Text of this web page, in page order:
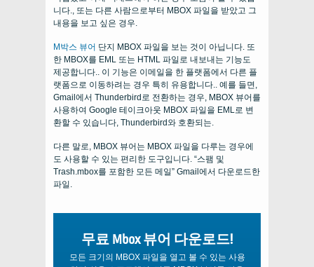
니다., 또는 다른 사람으로부터 MBOX 파일을 받았고 그
내용을 보고 싶은 경우.
M박스 뷰어 단지 MBOX 파일을 보는 것이 아닙니다. 또
한 MBOX를 EML 또는 HTML 파일로 내보내는 기능도
제공합니다.. 이 기능은 이메일을 한 플랫폼에서 다른 플
랫폼으로 이동하려는 경우 특히 유용합니다.. 예를 들면,
Gmail에서 Thunderbird로 전환하는 경우, MBOX 뷰어를
사용하여 Google 테이크아웃 MBOX 파일을 EML로 변
환할 수 있습니다, Thunderbird와 호환되는.
다른 말로, MBOX 뷰어는 MBOX 파일을 다루는 경우에
도 사용할 수 있는 편리한 도구입니다. “스팸 및
Trash.mbox를 포함한 모든 메일” Gmail에서 다운로드한
파일.
무료 Mbox 뷰어 다운로드!
모든 크기의 MBOX 파일을 열고 볼 수 있는 사용